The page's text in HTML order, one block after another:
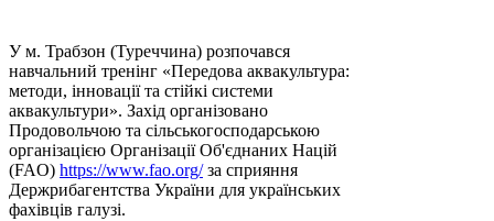
У м. Трабзон (Туреччина) розпочався
навчальний тренінг «Передова аквакультура:
методи, інновації та стійкі системи
аквакультури». Захід організовано
Продовольчою та сільськогосподарською
організацією Організації Об'єднаних Націй
(FAO) https://www.fao.org/за сприяння
Держрибагентства України для українських
фахівців галузі.